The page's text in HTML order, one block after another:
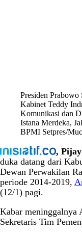
Presiden
Kabinet Teddy
Komunikasi dan
Istana Merdeka,
BPMI Setpres/
,
duka datang dari
Dewan Perwakilan
periode 2014-2019,
(12/1) pagi.
Kabar meninggalnya
Sekretaris Tim